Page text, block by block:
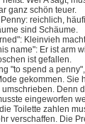
ganz schön teuer.
reichlich,
sind Schäume.
Kleinvieh
name": Er ist arm
ist gefallen.
"to spend a
gekommen. Sie
Denn
eingeworfen
Toilette zahlen
verschaffen. Die